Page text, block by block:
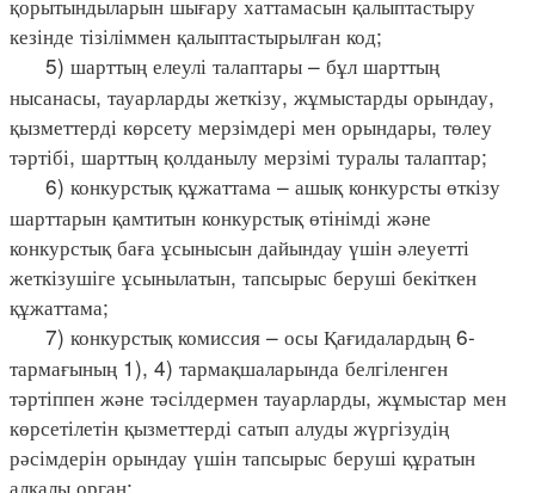
кезінде тізіліммен қалыптастырылған код;
5) шарттың елеулі талаптары – бұл шарттың
нысанасы, тауарларды жеткізу, жұмыстарды орындау,
қызметтерді көрсету мерзімдері мен орындары, төлеу
тәртібі, шарттың қолданылу мерзімі туралы талаптар;
6) конкурстық құжаттама – ашық конкурсты өткізу
шарттарын қамтитын конкурстық өтінімді және
конкурстық баға ұсынысын дайындау үшін әлеуетті
жеткізушіге ұсынылатын, тапсырыс беруші бекіткен
құжаттама;
7) конкурстық комиссия – осы Қағидалардың 6-
тармағының 1), 4) тармақшаларында белгіленген
тәртіппен және тәсілдермен тауарларды, жұмыстар мен
көрсетілетін қызметтерді сатып алуды жүргізудің
рәсімдерін орындау үшін тапсырыс беруші құратын
алқалы орган;